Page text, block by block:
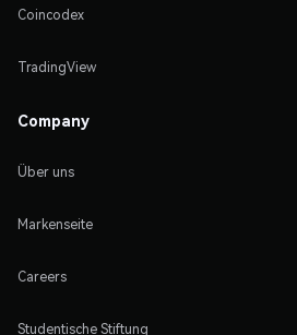
Coincodex
TradingView
Company
Über uns
Markenseite
Careers
Studentische Stiftung